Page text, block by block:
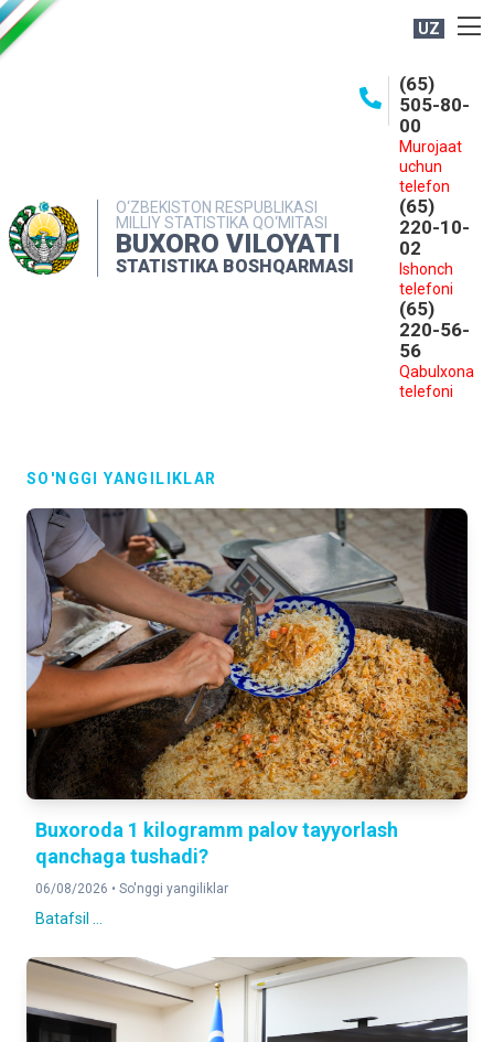
UZ
O‘ZBEKISTON RESPUBLIKASI
MILLIY STATISTIKA QO‘MITASI
BUXORO VILOYATI
STATISTIKA BOSHQARMASI
(65)
505-80-
00
Murojaat
uchun
telefon
(65)
220-10-
02
Ishonch
telefoni
(65)
220-56-
56
Qabulxona
telefoni
MATBUOT XIZMATI
MUROJAATLAR
SO'NGGI YANGILIKLAR
Buxoroda 1 kilogramm palov tayyorlash
qanchaga tushadi?
06/08/2026 • So'nggi yangiliklar
Batafsil ...